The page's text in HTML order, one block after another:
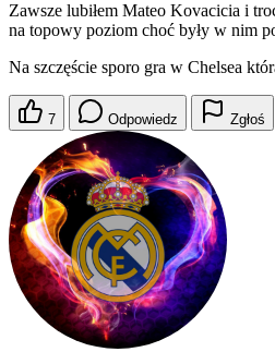
Zawsze lubiłem Mateo Kovacicia i
na topowy poziom choć były w nim
Na szczęście sporo gra w Chelsea
7 Odpowiedz Zgłoś